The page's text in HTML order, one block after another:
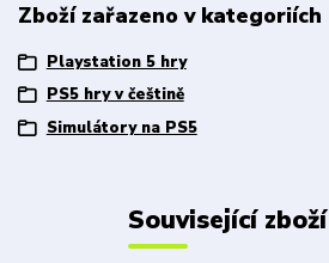
Zboží zařazeno v kategoriích
Playstation 5 hry
PS5 hry v češtině
Simulátory na PS5
Související zboží